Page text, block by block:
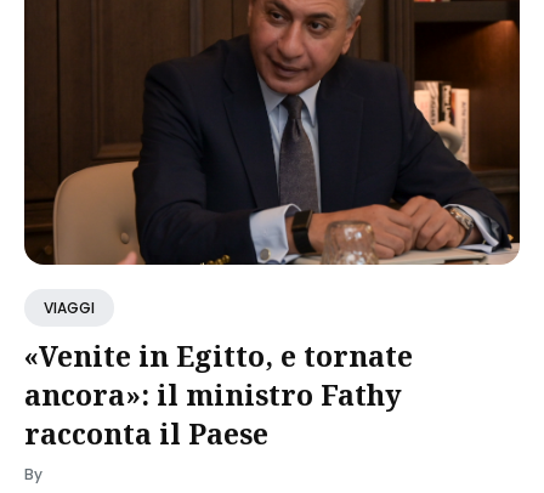
VIAGGI
«Venite in Egitto, e tornate
ancora»: il ministro Fathy
racconta il Paese
By